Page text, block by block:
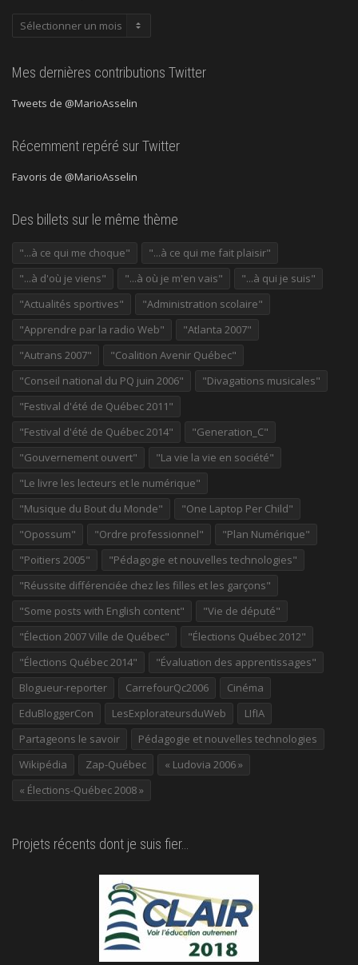
Publications
Mes dernières contributions Twitter
Tweets de @MarioAsselin
Récemment repéré sur Twitter
Favoris de @MarioAsselin
Des billets sur le même thème
"...à ce qui me choque"
"...à ce qui me fait plaisir"
"...à d'où je viens"
"...à où je m'en vais"
"...à qui je suis"
"Actualités sportives"
"Administration scolaire"
"Apprendre par la radio Web"
"Atlanta 2007"
"Autrans 2007"
"Coalition Avenir Québec"
"Conseil national du PQ juin 2006"
"Divagations musicales"
"Festival d'été de Québec 2011"
"Festival d'été de Québec 2014"
"Generation_C"
"Gouvernement ouvert"
"La vie la vie en société"
"Le livre les lecteurs et le numérique"
"Musique du Bout du Monde"
"One Laptop Per Child"
"Opossum"
"Ordre professionnel"
"Plan Numérique"
"Poitiers 2005"
"Pédagogie et nouvelles technologies"
"Réussite différenciée chez les filles et les garçons"
"Some posts with English content"
"Vie de député"
"Élection 2007 Ville de Québec"
"Élections Québec 2012"
"Élections Québec 2014"
"Évaluation des apprentissages"
Blogueur-reporter
CarrefourQc2006
Cinéma
EduBloggerCon
LesExplorateursduWeb
LIfIA
Partageons le savoir
Pédagogie et nouvelles technologies
Wikipédia
Zap-Québec
« Ludovia 2006 »
« Élections-Québec 2008 »
Projets récents dont je suis fier…